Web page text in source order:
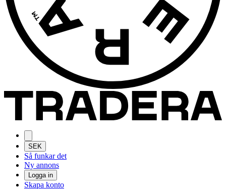
SEK
Så funkar det
Ny annons
Logga in
Skapa konto